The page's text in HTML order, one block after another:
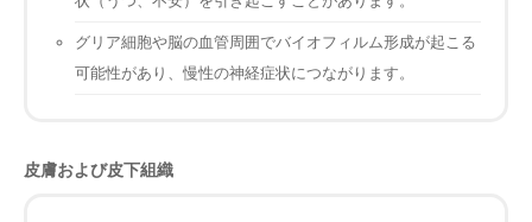
グリア細胞や脳の血管周囲でバイオフィルム形成が起こる
可能性があり、慢性の神経症状につながります。
皮膚および皮下組織